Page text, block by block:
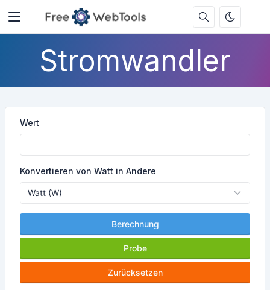
Stromwandler
Wert
Konvertieren von Watt in Andere
Berechnung
Probe
Zurücksetzen